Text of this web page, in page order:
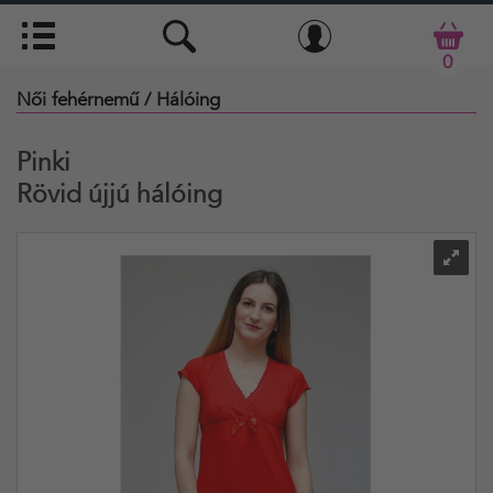
0
Női fehérnemű / Hálóing
Pinki
Rövid újjú hálóing